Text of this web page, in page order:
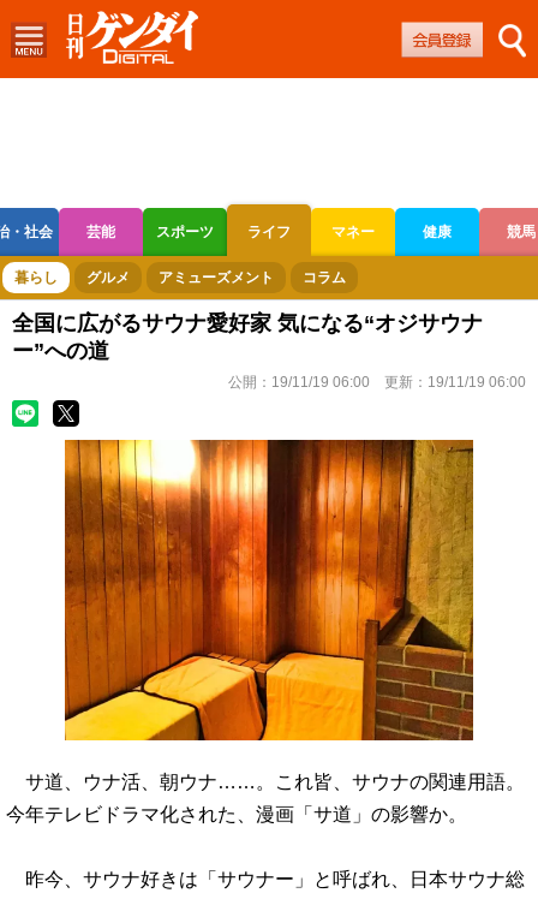
・社会 芸能 スポーツ ライフ マネー 健康 競馬
ボートレース 競輪 オートレース
暮らし グルメ アミューズメント コラム
全国に広がるサウナ愛好家 気になる“オジサウナ
ー”への道
公開： 19/11/19 06:00 更新： 19/11/19 06:00
サ道、ウナ活、朝ウナ……。これ皆、サウナの関連用語。
今年テレビドラマ化された、漫画「サ道」の影響か。
昨今、サウナ好きは「サウナー」と呼ばれ、日本サウナ総